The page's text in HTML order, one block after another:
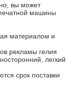
вы может
машины
материалом и
рекламы гелия
легкий
срок поставки